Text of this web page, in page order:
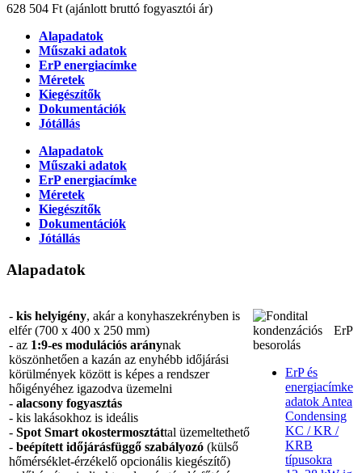
628 504 Ft (ajánlott bruttó fogyasztói ár)
Alapadatok
Műszaki adatok
ErP energiacímke
Méretek
Kiegészítők
Dokumentációk
Jótállás
Alapadatok
Műszaki adatok
ErP energiacímke
Méretek
Kiegészítők
Dokumentációk
Jótállás
Alapadatok
- kis helyigény, akár a konyhaszekrényben is
elfér (700 x 400 x 250 mm)
- az 1:9-es modulációs aránynak
köszönhetően a kazán az enyhébb időjárási
körülmények között is képes a rendszer
hőigényéhez igazodva üzemelni
- alacsony fogyasztás
- kis lakásokhoz is ideális
- Spot Smart okostermosztáttal üzemeltethető
- beépített időjárásfüggő szabályozó (külső
hőmérséklet-érzékelő opcionális kiegészítő)
ErP és
energiacímke
adatok Antea
Condensing
KC / KR /
KRB
típusokra